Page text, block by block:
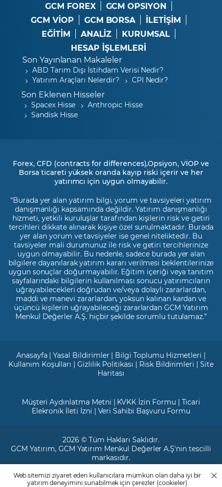
GCM FOREX
GCM OPSIYON
GCM VİOP
GCM BORSA
İLETİŞİM
EĞİTİM
ANALİZ
KURUMSAL
HESAP İŞLEMLERİ
Son Yayınlanan Makaleler
ABD Tarım Dışı İstihdam Verisi Nedir?
Yatırım Araçları Nelerdir?
CPI Nedir?
Son Eklenen Hisseler
Spacex Hisse
Anthropic Hisse
Sandisk Hisse
Forex, CFD (contracts for differences),Opsiyon, VİOP ve
Borsa ticareti yüksek oranda kayıp riski içerir ve her
yatırımcı için uygun olmayabilir.
"Burada yer alan yatırım bilgi, yorum ve tavsiyeleri yatırım
danışmanlığı kapsamında değildir. Yatırım danışmanlığı
hizmeti, yetkili kuruluşlar tarafından kişilerin risk ve getiri
tercihleri dikkate alınarak kişiye özel sunulmaktadır. Burada
yer alan yorum ve tavsiyeler ise genel niteliktedir. Bu
tavsiyeler mali durumunuz ile risk ve getiri tercihlerinize
uygun olmayabilir. Bu nedenle, sadece burada yer alan
bilgilere dayanılarak yatırım kararı verilmesi beklentilerinize
uygun sonuçlar doğurmayabilir. Eğitim içeriği veya tanıtım
sayfalarındaki bilgilerin kullanılması sonucu yatırımcıların
uğrayabilecekleri doğrudan ve/veya dolaylı zararlardan,
maddi ve manevi zararlardan, yoksun kalınan kardan ve
üçüncü kişilerin uğrayabileceği zararlardan GCM Yatırım
Menkul Değerler A.Ş. hiçbir şekilde sorumlu tutulamaz.”
Anasayfa |Yasal Bildirimler | Bilgi Toplumu Hizmetleri |
Kullanım Koşulları |Gizlilik Politikası | Risk Bildirimleri |Site
Haritası
Müşteri Aydınlatma Metni | KVKK İzin Formu | Ticari
Elekronik İleti İzni | Veri Sahibi Başvuru Formu
2026 © Tüm Hakları Saklıdır.
GCM Yatırım, GCM Yatırım Menkul Değerler A.Ş'nin tescilli
markasıdır.
Ticari Sicil No: 799649
Web sitemizi ziyaret eden kullanıcılara mümkün olan daha iyi bir
yatırım deneyimini sunabilmek için çerezler (cookieler)